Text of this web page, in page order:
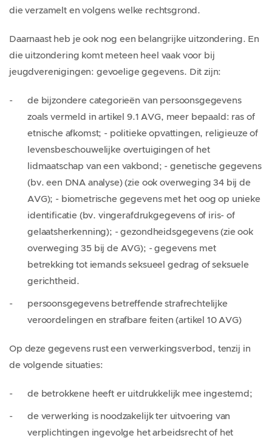
die verzamelt en volgens welke rechtsgrond.
Daarnaast heb je ook nog een belangrijke uitzondering. En
die uitzondering komt meteen heel vaak voor bij
jeugdverenigingen: gevoelige gegevens. Dit zijn:
de bijzondere categorieën van persoonsgegevens
zoals vermeld in artikel 9.1 AVG, meer bepaald: ras of
etnische afkomst; - politieke opvattingen, religieuze of
levensbeschouwelijke overtuigingen of het
lidmaatschap van een vakbond; - genetische gegevens
(bv. een DNA analyse) (zie ook overweging 34 bij de
AVG); - biometrische gegevens met het oog op unieke
identificatie (bv. vingerafdrukgegevens of iris- of
gelaatsherkenning); - gezondheidsgegevens (zie ook
overweging 35 bij de AVG); - gegevens met
betrekking tot iemands seksueel gedrag of seksuele
gerichtheid.
persoonsgegevens betreffende strafrechtelijke
veroordelingen en strafbare feiten (artikel 10 AVG)
Op deze gegevens rust een verwerkingsverbod, tenzij in
de volgende situaties:
de betrokkene heeft er uitdrukkelijk mee ingestemd;
de verwerking is noodzakelijk ter uitvoering van
verplichtingen ingevolge het arbeidsrecht of het